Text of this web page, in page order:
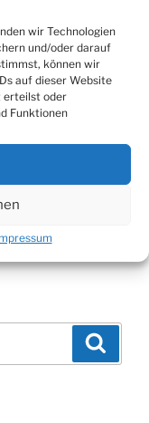
wir Technologien
und/oder darauf
können wir
auf dieser Website
erteilst oder
Funktionen
ging